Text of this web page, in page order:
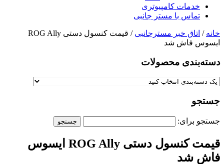
خدمات کامپیوتری
تماس با مستر جانبی
خانه / اتاق خبر مسترجانبی
/ قیمت کنسول دستی ROG Ally
ایسوس فاش شد
دسته‌بندی‌ محصولات
جستجو
جستجو برای:
قیمت کنسول دستی ROG Ally ایسوس
فاش شد